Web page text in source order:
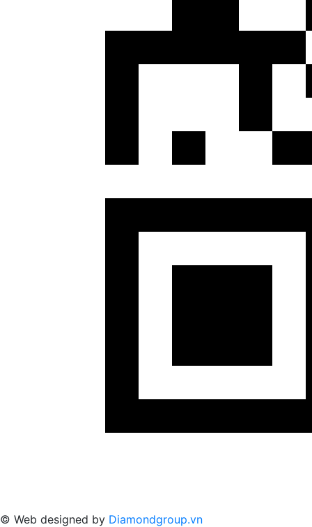
© Web designed by Diamondgroup.vn